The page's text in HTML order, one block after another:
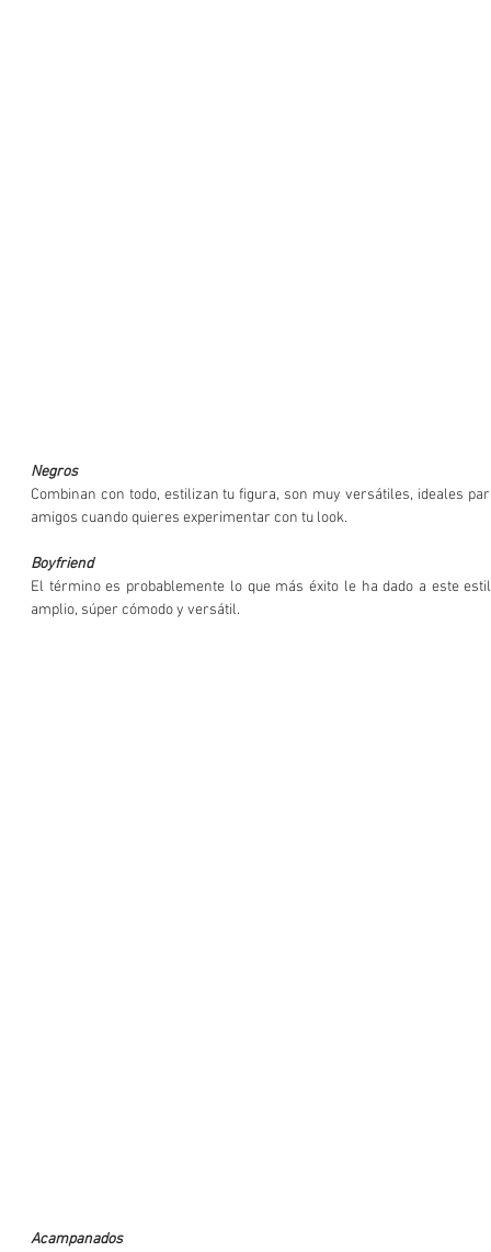
Negros
Combinan con todo, estilizan tu figura, son muy versátiles, ideales
amigos cuando quieres experimentar con tu look.
Boyfriend
El término es probablemente lo que más éxito le ha dado a este
amplio, súper cómodo y versátil.
Acampanados